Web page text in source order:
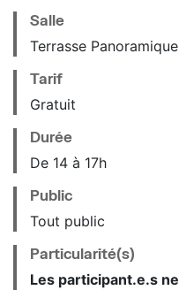
Salle
Terrasse Panoramique
Tarif
Gratuit
Durée
De 14 à 17h
Public
Tout public
Particularité(s)
Les participant.e.s